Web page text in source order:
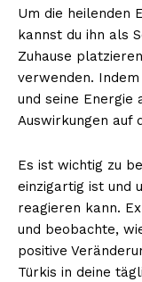
Um die heilenden
kannst du ihn als
Zuhause
verwenden.
und seine Energie
Auswirkungen auf
Es ist wichtig zu
einzigartig ist und
reagieren kann.
und beobachte,
positive
Türkis in deine